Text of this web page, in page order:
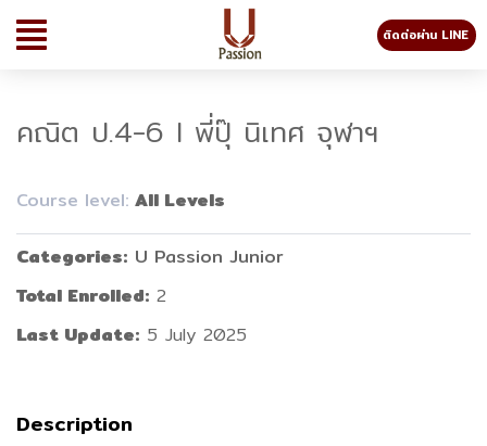
ติดต่อผ่าน LINE
คณิต ป.4-6 I พี่ปุ๊ นิเทศ จุฬาฯ
Course level: All Levels
Categories U Passion Junior
Total Enrolled 2
Last Update 5 July 2025
Description